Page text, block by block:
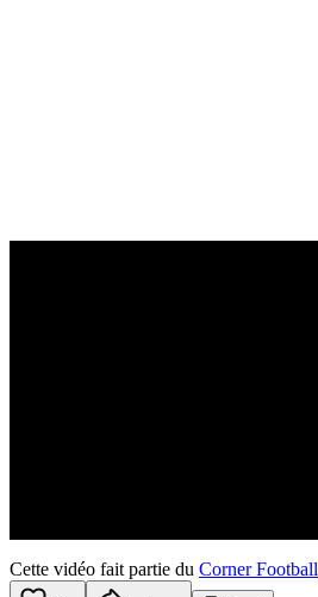
Cette vidéo fait partie du Corner Football